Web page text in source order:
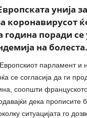
унија
коронавирусот
година поради
на болеста.
парламент и
се согласија да ги
соопшти
дека прописите
ситуацијата го